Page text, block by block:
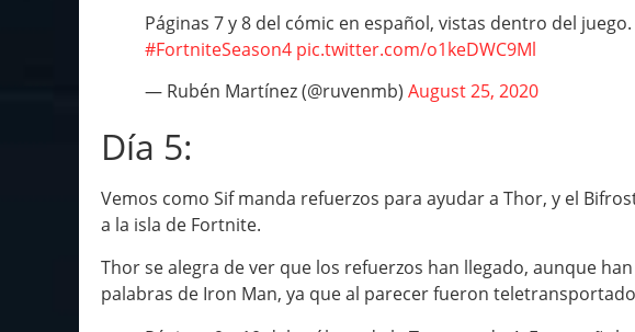
Páginas 7 y 8 del cómic en español, vistas dentro del juego.
#FortniteSeason4 pic.twitter.com/o1keDWC9Ml
— Rubén Martínez (@ruvenmb) August 25, 2020
Día 5:
Vemos como Sif manda refuerzos para ayudar a Thor, y el
a la isla de Fortnite.
Thor se alegra de ver que los refuerzos han llegado, aunque
palabras de Iron Man, ya que al parecer fueron